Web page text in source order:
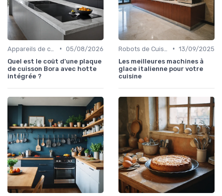
• 05/08/2026
Quel est le coût d'une plaque
de cuisson Bora avec hotte
intégrée ?
• 13/09/2025
Les meilleures machines à
glace italienne pour votre
cuisine